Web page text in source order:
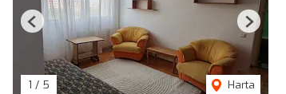
1 / 5 Harta
Previous Next